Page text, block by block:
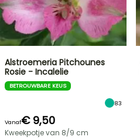
Alstroemeria Pitchounes
Rosie - Incalelie
BETROUWBARE KEUS
83
Vanaf€ 9,50
Kweekpotje van 8/9 cm